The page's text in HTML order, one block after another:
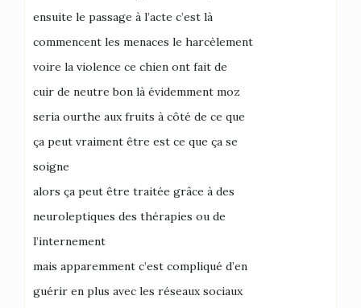
ensuite le passage à l’acte c’est là
commencent les menaces le harcèlement
voire la violence ce chien ont fait de
cuir de neutre bon là évidemment moz
seria ourthe aux fruits à côté de ce que
ça peut vraiment être est ce que ça se
soigne
alors ça peut être traitée grâce à des
neuroleptiques des thérapies ou de
l’internement
mais apparemment c’est compliqué d’en
guérir en plus avec les réseaux sociaux